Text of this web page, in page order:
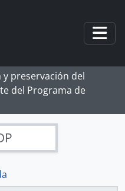
preservación del
del Programa de